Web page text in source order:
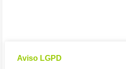
Aviso LGPD